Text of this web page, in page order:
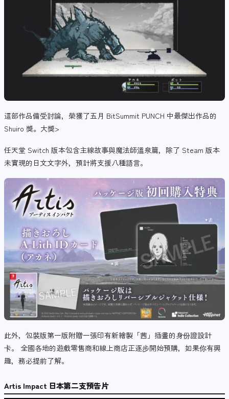
這部作品備受討論，榮獲了五月 BitSummit PUNCH 中最傑出作品的
Shuiro 獎。大獎>
任天堂 Switch 版本包含主線故事與魔法師溫泉篇，除了 Steam 版本
未實現的日文文字外，預計將支援八種語言。
此外，包裝版第一版附贈一張印有新繪製「茜」插畫的身份證設計
卡。 全國各地的遊戲零售商和線上商店正逐步開始預購，如果你有興
趣，務必提前了解。
Artis Impact 日本第二支預告片